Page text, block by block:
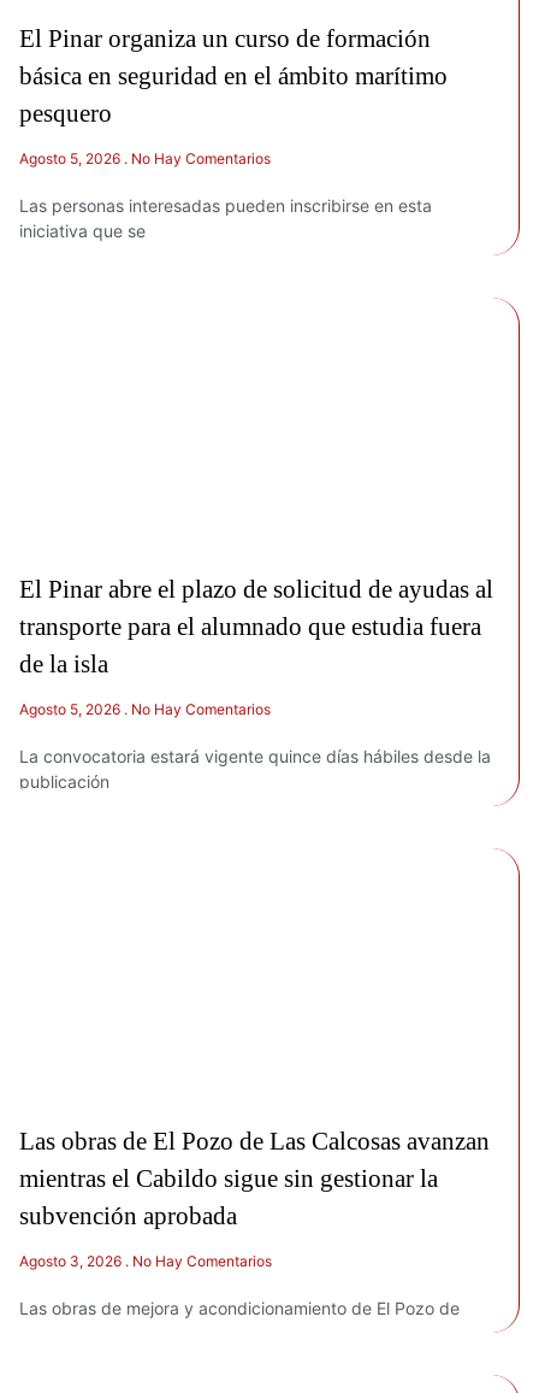
El Pinar organiza un curso de formación
básica en seguridad en el ámbito marítimo
pesquero
Agosto 5, 2026 No Hay Comentarios
Las personas interesadas pueden inscribirse en esta
iniciativa que se
El Pinar abre el plazo de solicitud de ayudas al
transporte para el alumnado que estudia fuera
de la isla
Agosto 5, 2026 No Hay Comentarios
La convocatoria estará vigente quince días hábiles desde la
publicación
Las obras de El Pozo de Las Calcosas avanzan
mientras el Cabildo sigue sin gestionar la
subvención aprobada
Agosto 3, 2026 No Hay Comentarios
Las obras de mejora y acondicionamiento de El Pozo de